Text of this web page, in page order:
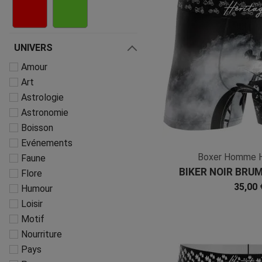
UNIVERS
Amour
Art
Astrologie
Astronomie
Boisson
Evénements
Faune
Flore
Humour
Loisir
Motif
Nourriture
Pays
Boxer Homme
BIKER NOIR
35,00